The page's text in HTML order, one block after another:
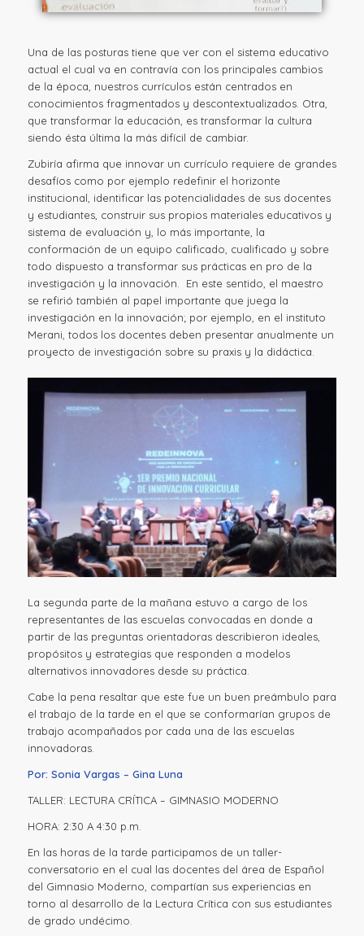
Una de las posturas tiene que ver con el sistema educativo
actual el cual va en contravía con los principales cambios
de la época, nuestros currículos están centrados en
conocimientos fragmentados y descontextualizados. Otra,
que transformar la educación, es transformar la cultura
siendo ésta última la más difícil de cambiar.
Zubiría afirma que innovar un currículo requiere de grandes
desafíos como por ejemplo redefinir el horizonte
institucional, identificar las potencialidades de sus docentes
y estudiantes, construir sus propios materiales educativos y
sistema de evaluación y, lo más importante, la
conformación de un equipo calificado, cualificado y sobre
todo dispuesto a transformar sus prácticas en pro de la
investigación y la innovación. En este sentido, el maestro
se refirió también al papel importante que juega la
investigación en la innovación; por ejemplo, en el instituto
Merani, todos los docentes deben presentar anualmente un
proyecto de investigación sobre su praxis y la didáctica.
La segunda parte de la mañana estuvo a cargo de los
representantes de las escuelas convocadas en donde a
partir de las preguntas orientadoras describieron ideales,
propósitos y estrategias que responden a modelos
alternativos innovadores desde su práctica.
Cabe la pena resaltar que este fue un buen preámbulo para
el trabajo de la tarde en el que se conformarían grupos de
trabajo acompañados por cada una de las escuelas
innovadoras.
Por: Sonia Vargas – Gina Luna
TALLER: LECTURA CRÍTICA – GIMNASIO MODERNO
HORA: 2:30 A 4:30 p.m.
En las horas de la tarde participamos de un taller-
conversatorio en el cual las docentes del área de Español
del Gimnasio Moderno, compartían sus experiencias en
torno al desarrollo de la Lectura Crítica con sus estudiantes
de grado undécimo.